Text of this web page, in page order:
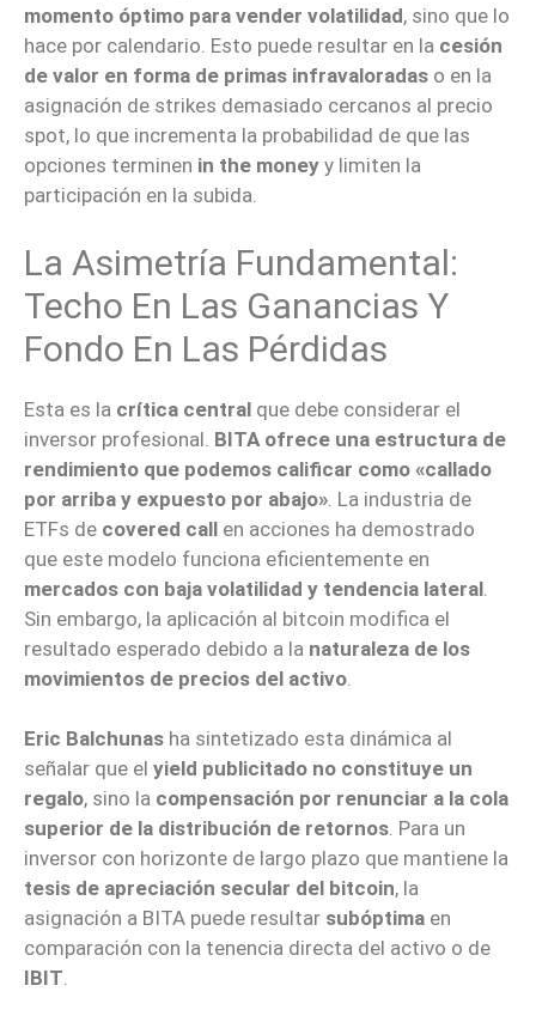
momento óptimo para vender volatilidad, sino que lo
hace por calendario. Esto puede resultar en la cesión
de valor en forma de primas infravaloradas o en la
asignación de strikes demasiado cercanos al precio
spot, lo que incrementa la probabilidad de que las
opciones terminen in the money y limiten la
participación en la subida.
La Asimetría Fundamental:
Techo En Las Ganancias Y
Fondo En Las Pérdidas
Esta es la crítica central que debe considerar el
inversor profesional. BITA ofrece una estructura de
rendimiento que podemos calificar como «callado
por arriba y expuesto por abajo» . La industria de
ETFs de covered call en acciones ha demostrado
que este modelo funciona eficientemente en
mercados con baja volatilidad y tendencia lateral
Sin embargo, la aplicación al bitcoin modifica el
resultado esperado debido a la naturaleza de los
movimientos de precios del activo
Eric Balchunas ha sintetizado esta dinámica al
señalar que el yield publicitado no constituye un
regalo, sino la compensación por renunciar a la cola
superior de la distribución de retornos. Para un
inversor con horizonte de largo plazo que mantiene la
tesis de apreciación secular del bitcoin, la
asignación a BITA puede resultar subóptima en
comparación con la tenencia directa del activo o de
IBIT.